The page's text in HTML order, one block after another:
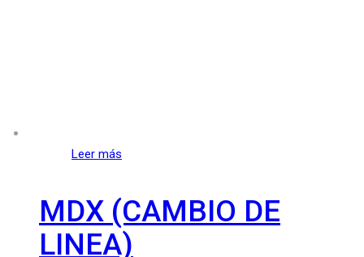
Leer más
MDX (CAMBIO DE
LINEA)